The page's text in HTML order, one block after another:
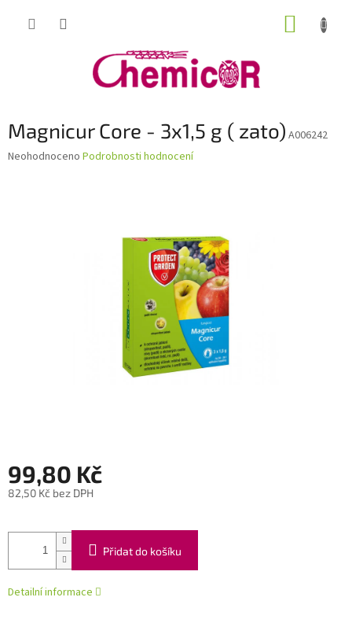
Magnicur Core - 3x1,5 g ( zato) A006242
Průměrné
Neohodnoceno Podrobnosti hodnocení
99,80 Kč
82,50 Kč bez DPH
cena:
Přidat do košíku
Detailní informace